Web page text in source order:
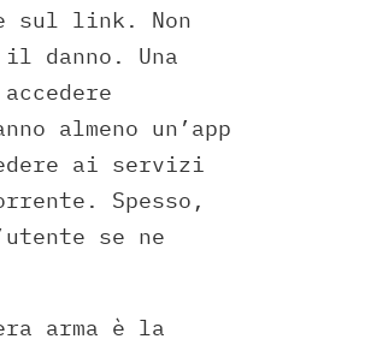
sul link. Non
il danno. Una
almeno un’app
ai servizi
Spesso,
se ne
arma è la